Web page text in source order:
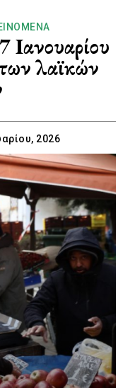
Ιανουαρίου
λαϊκών
2026